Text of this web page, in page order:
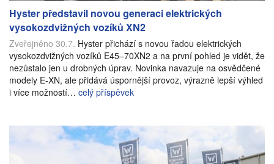
Hyster představil novou generaci elektrických
vysokozdvižných vozíků XN2
Zveřejněno 30.7. Hyster přichází s novou řadou elektrických
vysokozdvižných vozíků E45–70XN2 a na první pohled je vidět, že
nezůstalo jen u drobných úprav. Novinka navazuje na osvědčené
modely E-XN, ale přidává úspornější provoz, výrazně lepší výhled
i více možností… celý příspěvek